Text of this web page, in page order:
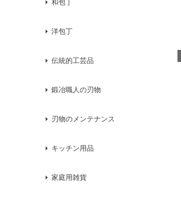
和包丁
洋包丁
伝統的工芸品
鍛冶職人の刃物
刃物のメンテナンス
キッチン用品
家庭用雑貨